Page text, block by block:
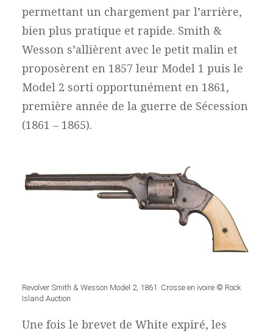
permettant un chargement par l’arrière,
bien plus pratique et rapide. Smith &
Wesson s’allièrent avec le petit malin et
proposèrent en 1857 leur Model 1 puis le
Model 2 sorti opportunément en 1861,
première année de la guerre de Sécession
(1861 – 1865).
Revolver Smith & Wesson Model 2, 1861. Crosse en ivoire © Rock
Island Auction
Une fois le brevet de White expiré, les